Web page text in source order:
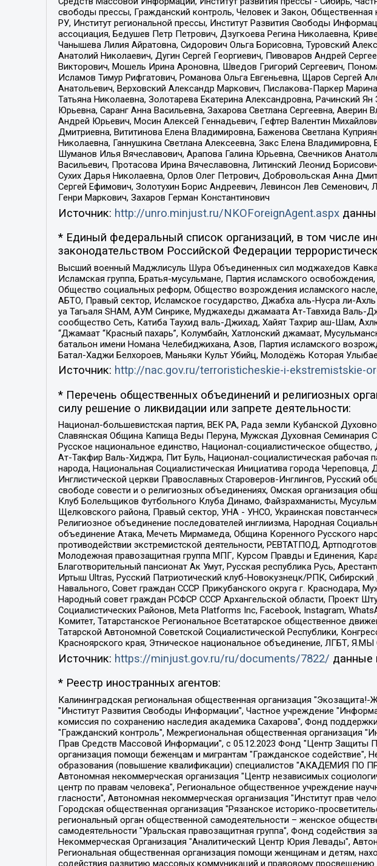
свободы прессы, Гражданский контроль, Человек и Закон,
РУ, Институт региональной прессы, Институт Развития Свободы
ассоциация, Бедушев Петр Петрович, Дзугкоева Регина Николаевна,
Чанышева Лилия Айратовна, Сидорович Ольга Борисовна, Туровский
Анатолий Николаевич, Дугин Сергей Георгиевич, Пивоваров Андрей
Викторович, Мошель Ирина Ароновна, Шведов Григорий Сергеевич,
Исламов Тимур Рифгатович, Романова Ольга Евгеньевна, Щаров Сергей
Анатольевич, Верховский Александр Маркович, Пислакова-Паркер
Татьяна Николаевна, Золотарева Екатерина Александровна, Рачинский
Юрьевна, Саранг Анна Васильевна, Захарова Светлана Сергеевна,
Андрей Юрьевич, Мосин Алексей Геннадьевич, Гефтер Валентин
Дмитриевна, Вититинова Елена Владимировна, Баженова Светлана
Николаевна, Ганнушкина Светлана Алексеевна, Закс Елена
Шуманов Илья Вячеславович, Арапова Галина Юрьевна, Свечников
Васильевич, Протасова Ирина Вячеславовна, Литинский Леонид
Сухих Дарья Николаевна, Орлов Олег Петрович, Добровольская Анна
Сергей Ефимович, Золотухин Борис Андреевич, Левинсон Лев
Генри Маркович, Захаров Герман Константинович
Источник: http://unro.minjust.ru/NKOForeignAgent.aspx
* Единый федеральный список организаций, в том числе
законодательством Российской Федерации
Высший военный Маджлисуль Шура Объединенных сил моджахедов
Исламская группа, Братья-мусульмане, Партия исламского
Общество социальных реформ, Общество возрождения исламского
АБТО, Правый сектор, Исламское государство, Джабха аль-Нусра ли-
уа Тагьаля SHAM, АУМ Синрике, Муджахеды джамаата Ат-Тавхида Валь-
сообщество Сеть, Катиба Таухид валь-Джихад, Хайят Тахрир аш-Шам,
“Джамаат “Красный пахарь”, Колумбайн, Хатлонский джамаат,
батальон имени Номана Челебиджихана, Азов, Партия исламского
Батал-Хаджи Белхороев, Маньяки Культ Убийц, Молодёжь Которая
Источник: http://nac.gov.ru/terroristicheskie-i-ekstremistskie-
* Перечень общественных объединений и религиозных
силу решение о ликвидации или запрете деятельности:
Национал-большевистская партия, ВЕК РА, Рада земли Кубанской
Славянская Община Капища Веды Перуна, Мужская Духовная Семинария
Русское национальное единство, Национал-социалистическое
Ат-Такфир Валь-Хиджра, Пит Буль, Национал-социалистическая
народа, Национальная Социалистическая Инициатива города
Инглистической церкви Православных Староверов-Инглингов, Русский
свободе совести и о религиозных объединениях, Омская организация
Клуб Болельщиков Футбольного Клуба Динамо, Файзрахманисты,
Щелковского района, Правый сектор, УНА - УНСО, Украинская
Религиозное объединение последователей инглиизма, Народная
объединение Атака, Мечеть Мирмамеда, Община Коренного Русского
противодействии экстремистской деятельности, РЕВТАТПОД,
Молодежная правозащитная группа МПГ, Курсом Правды и Единения,
Благотворительный пансионат Ак Умут, Русская республика Русь,
Иртыш Ultras, Русский Патриотический клуб-Новокузнецк/РПК,
Навального, Совет граждан СССР Прикубанского округа г. Краснодара,
Народный совет граждан РСФСР СССР Архангельской области, Проект
Социалистических Районов, Meta Platforms Inc, Facebook, Instagram,
Комитет, Татарстанское Региональное Всетатарское общественное
Татарской Автономной Советской Социалистической Республики,
Красноярского края, Этническое национальное объединение, ЛГБТ, Я.МЫ
Источник: https://minjust.gov.ru/ru/documents/7822/ данные
* Реестр иностранных агентов:
Калининградская региональная общественная организация "Экозащита!-Женсовет", Фонд содействия защите прав и свобод граждан "Общественный вердикт", Фонд "Институт Развития Свободы Информации", Частное учреждение "Информационное агентство МЕМО. РУ", Региональная общественная организация "Общественная комиссия по сохранению наследия академика Сахарова", Фонд поддержки свободы прессы, Санкт-Петербургская общественная правозащитная организация "Гражданский контроль", Межрегиональная общественная организация "Информационно-просветительский центр "Мемориал", Региональный Фонд "Центр Защиты Прав Средств Массовой Информации", с 05.12.2023 Фонд "Центр Защиты Прав Средств массовой информации", Региональная общественная благотворительная организация помощи беженцам и мигрантам "Гражданское содействие", Негосударственное образовательное учреждение дополнительного профессионального образования (повышение квалификации) специалистов "АКАДЕМИЯ ПО ПРАВАМ ЧЕЛОВЕКА", Свердловская региональная общественная организация "Сутяжник", Автономная некоммерческая организация "Центр независимых социологических исследований", Союз общественных объединений "Российский исследовательский центр по правам человека", Региональное общественное учреждение научно-информационный центр "МЕМОРИАЛ", Некоммерческая организация "Фонд защиты гласности", Автономная некоммерческая организация "Институт прав человека", Городская общественная организация "Екатеринбургское общество "МЕМОРИАЛ", Городская общественная организация "Рязанское историко-просветительское и правозащитное общество "Мемориал" (Рязанский Мемориал), Челябинский региональный орган общественной самодеятельности – женское общественное объединение "Женщины Евразии", Челябинский региональный орган общественной самодеятельности "Уральская правозащитная группа", Фонд содействия защите здоровья и социальной справедливости имени Андрея Рылькова, Автономная Некоммерческая Организация "Аналитический Центр Юрия Левады", Автономная некоммерческая организация социальной поддержки населения "Проект Апрель", Региональная общественная организация помощи женщинам и детям, находящимся в кризисной ситуации "Информационно-методический центр "Анна", Фонд содействия развитию массовых коммуникаций и правовому просвещению "Так-так-Так", Фонд содействия устойчивому развитию "Серебряная тайга", Свердловский региональный общественный фонд социальных проектов "Новое время", "Idel.Реалии", Кавказ.Реалии, Крым.Реалии, Телеканал Настоящее Время, Татаро-башкирская служба Радио Свобода (Azatliq Radiosi), Радио Свободная Европа/Радио Свобода (PCE/PC), "Сибирь.Реалии", "Фактограф", Благотворительный фонд помощи осужденным и их семьям, Автономная некоммерческая организация "Институт глобализации и социальных движений", Фонд "В защиту прав заключенных", Частное учреждение "Центр поддержки и содействия развитию средств массовой информации", Пензенский региональный общественный благотворительный фонд "Гражданский союз", "Север.Реалии", Некоммерческая организация Фонд "Правовая инициатива", Общество с ограниченной ответственностью "Радио Свободная Европа/Радио Свобода", Чешское информационное агентство "MEDIUM-ORIENT", Красноярская региональная общественная организация "Мы против СПИДа", Камалягин Денис Николаевич, Маркелов Сергей Евгеньевич, Пономарев Лев Александрович, Савицкая Людмила Алексеевна, Автономная некоммерческая организация "Центр по работе с проблемой насилия "НАСИЛИЮ.НЕТ", Межрегиональный профессиональный союз работников здравоохранения "Альянс врачей", Юридическое лицо, зарегистрированное в Латвийской Республике, SIA "Medusa Project" (регистрационный номер 40103797863, дата регистрации 10.06.2014), Некоммерческая организация "Фонд по борьбе с коррупцией", Автономная некоммерческая организация "Институт права и публичной политики", Баданин Роман Сергеевич, Гликин Максим Александрович, Железнова Мария Михайловна, Лукьянова Юлия Сергеевна, Маетная Елизавета Витальевна, Маняхин Петр Борисович, Чуракова Ольга Владимировна, Ярош Юлия Петровна, Юридическое лицо "The Insider SIA", зарегистрированное в Риге, Латвийская Республика (дата регистрации 26.06.2015), являющееся администратором доменного имени интернет-издания "The Insider SIA", https://theins.ru, Постернак Алексей Евгеньевич, Рубин Михаил Аркадьевич, Анин Роман Александрович, Юридическое лицо Istories fonds, зарегистрированное в Латвийской Республике